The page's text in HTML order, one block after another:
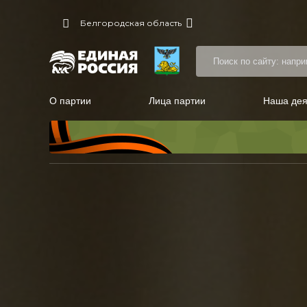
Белгородская область
О партии Лица партии Наша